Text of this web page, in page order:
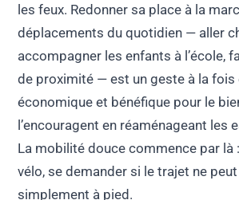
les feux. Redonner sa place à la
déplacements du quotidien — aller
accompagner les enfants à l’école,
de proximité — est un geste à la fois
économique et bénéfique pour le
l’encouragent en réaménageant les
La mobilité douce commence par là
vélo, se demander si le trajet ne
simplement à pied.